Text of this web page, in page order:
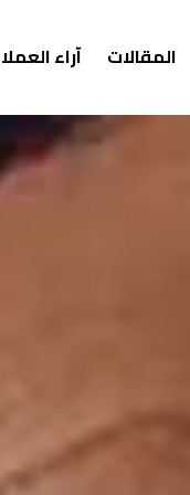
المقالات آراء